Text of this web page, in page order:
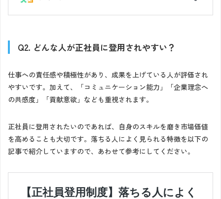
Q2. どんな人が正社員に登用されやすい？
仕事への責任感や積極性があり、成果を上げている人が評価され
やすいです。加えて、「コミュニケーション能力」「企業理念へ
の共感度」「貢献意欲」なども重視されます。
正社員に登用されたいのであれば、自身のスキルを磨き市場価値
を高めることも大切です。落ちる人によく見られる特徴を以下の
記事で紹介していますので、あわせて参考にしてください。